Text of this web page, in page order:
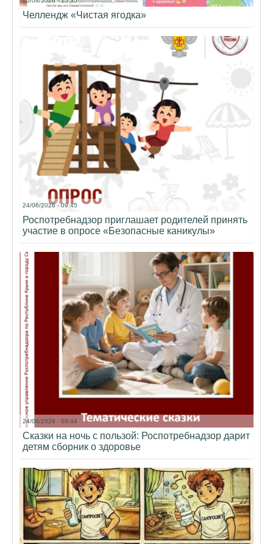
Челлендж «Чистая ягодка»
24/06/2026 - 09:45
Роспотребнадзор приглашает родителей принять
участие в опросе «Безопасные каникулы»
24/06/2026 - 09:44
Сказки на ночь с пользой: Роспотребнадзор дарит
детям сборник о здоровье